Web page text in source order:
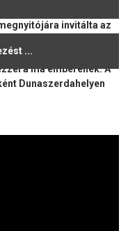
invitálta az
egyes használati
a ma emberének. A
Dunaszerdahelyen